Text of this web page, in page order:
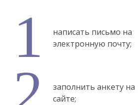
написать письмо на
электронную почту;
заполнить анкету на
сайте;